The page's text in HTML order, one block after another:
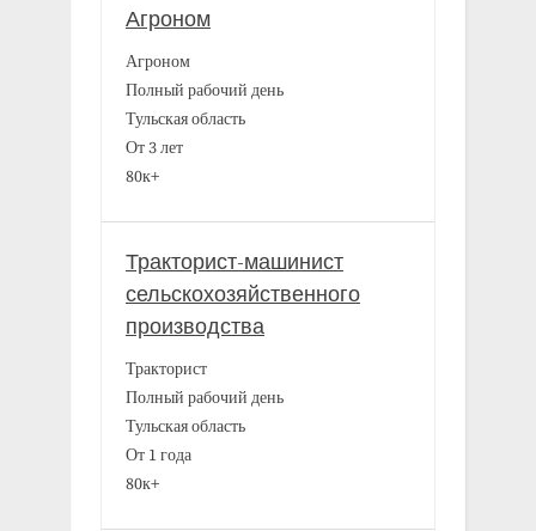
Агроном
Агроном
Полный рабочий день
Тульская область
От 3 лет
80к+
Тракторист-машинист
сельскохозяйственного
производства
Тракторист
Полный рабочий день
Тульская область
От 1 года
80к+